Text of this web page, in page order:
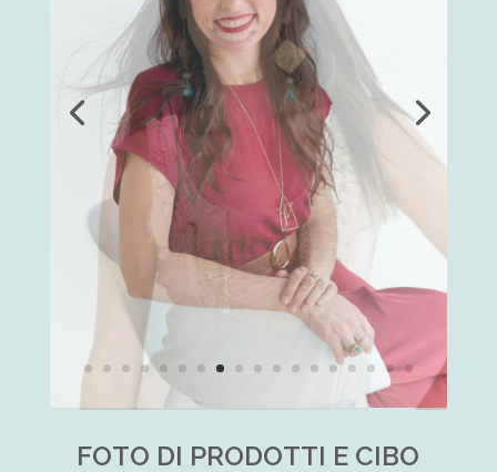
FOTO DI PRODOTTI E CIBO